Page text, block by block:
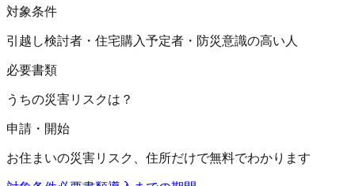
対象条件
引越し検討者・住宅購入予定者・防災意識の高い人
必要書類
うちの災害リスクは？
申請・開始
お住まいの災害リスク、住所だけで無料でわかります